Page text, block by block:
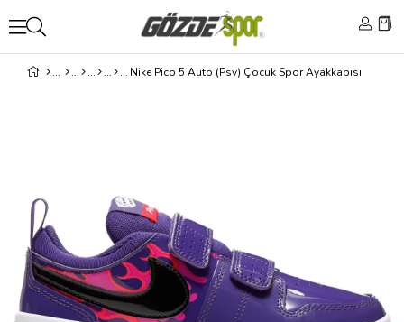
Nike Pico 5 Auto (Psv) Çocuk Spor Ayakkabısı